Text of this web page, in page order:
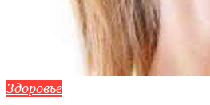
Здоровье